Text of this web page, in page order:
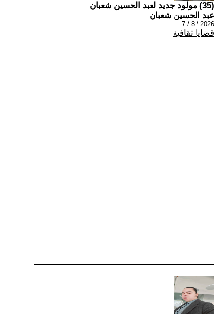
(35) مولود جديد لعبد الحسين شعبان
عبد الحسين شعبان
2026 / 8 / 7
قضايا ثقافية